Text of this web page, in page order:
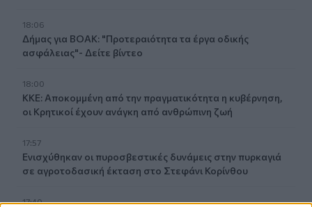
18:06
Δήμας για ΒΟΑΚ: "Προτεραιότητα τα έργα οδικής
ασφάλειας"- Δείτε βίντεο
18:00
ΚΚΕ: Αποκομμένη από την πραγματικότητα η κυβέρνηση,
οι Κρητικοί έχουν ανάγκη από ανθρώπινη ζωή
17:57
Ενισχύθηκαν οι πυροσβεστικές δυνάμεις στην πυρκαγιά
σε αγροτοδασική έκταση στο Στεφάνι Κορίνθου
17:40